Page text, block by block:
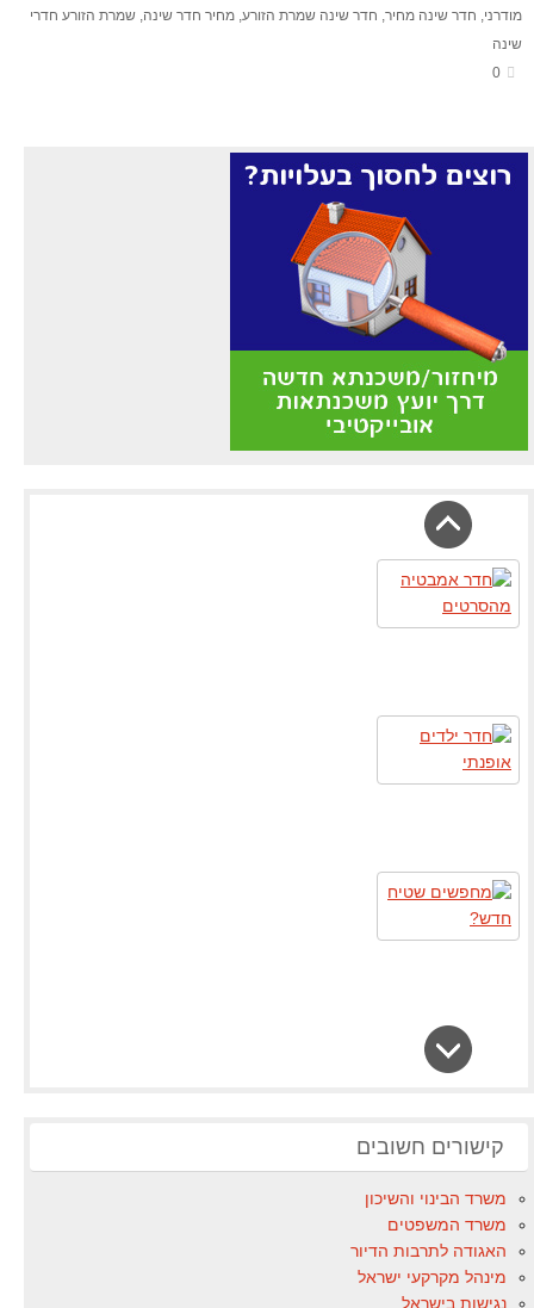
מודרני חדר שינה מחיר חדר שינה שמרת הזורע מחיר חדר שינה שמרת הזורע חדרי
שינה
0
קישורים חשובים
משרד הבינוי והשיכון
משרד המשפטים
האגודה לתרבות הדיור
מינהל מקרקעי ישראל
נגישות בישראל